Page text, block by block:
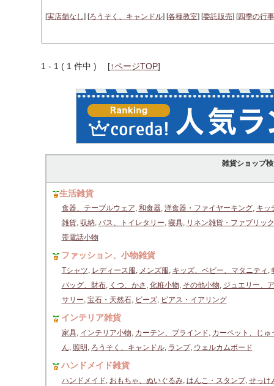
[実店舗なし] [ろうそく、キャンドル] [各種教室] [委託販売] [四季の行事
1 - 1 ( 1 件中 ) [↑ページTOP]
雑貨ショップ
生活雑貨
食器、テーブルウェア, 和食器, 洋食器・ファイヤーキング, キッ
雑貨, 収納, バス、トイレタリー, 寝具, リネン雑貨・ファブリック
帯電話小物
ファッション、小物雑貨
Tシャツ, レディース服, メンズ服, キッズ、ベビー、マタニティ ,
バッグ、財布, くつ、かさ , 化粧小物, その他小物, ジュエリー、
サリー, 宝石・天然石, ビーズ, ピアス・イアリング
インテリア雑貨
家具, インテリア小物, カーテン、ブラインド, カーペット、じゅ
ん, 照明 , ろうそく、キャンドル, ランプ, ウェルカムボード
ハンドメイド雑貨
ハンドメイド, おもちゃ、ぬいぐるみ, はんこ・スタンプ, せっけ